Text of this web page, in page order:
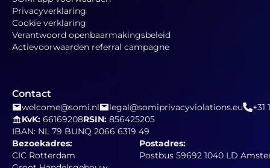
Privacyverklaring
Cookie verklaring
Verantwoord openbaarmakingsbeleid
Actievoorwaarden referral campagne
Contact
welcome@somi.nl legal@somiprivacyviolations.eu
+31
KvK: 66169208RSIN: 856425205
IBAN: NL 79 BUNQ 2066 6319 49
Bezoekadres:
CIC Rotterdam
Postadres:
Postbus 59692 1040 LD